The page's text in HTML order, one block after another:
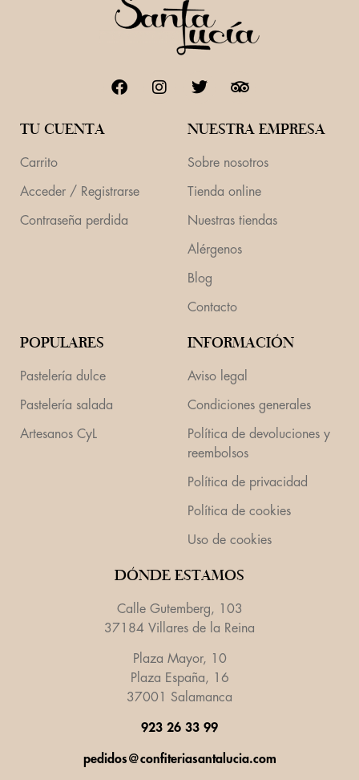
TU CUENTA
Carrito
Acceder / Registrarse
Contraseña perdida
NUESTRA EMPRESA
Sobre nosotros
Tienda online
Nuestras tiendas
Alérgenos
Blog
Contacto
POPULARES
Pastelería dulce
Pastelería salada
Artesanos CyL
INFORMACIÓN
Aviso legal
Condiciones generales
Política de devoluciones y
reembolsos
Política de privacidad
Política de cookies
Uso de cookies
DÓNDE ESTAMOS
Calle Gutemberg, 103
37184 Villares de la Reina
Plaza Mayor, 10
Plaza España, 16
37001 Salamanca
923 26 33 99
pedidos@confiteriasantalucia.com